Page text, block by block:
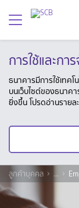
การใช้และก
ธนาคารมีการใช้เทค
บนเว็บไซต์ของธนาค
ยิ่งขึ้น โปรดอ่านรายล
ลูกค้าบุคคล ...